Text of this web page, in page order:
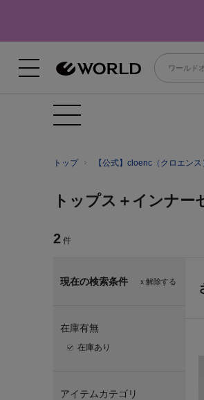
トップ 【公式】cloenc（クロエンス
トップス＋インナー
2 件
ｘ解除する
現在の検索条件
在庫有無
在庫あり
アイテムカテゴリ